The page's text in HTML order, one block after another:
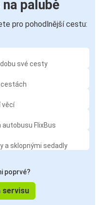
palubě
pro pohodlnější cestu:
své cesty
cestách
věcí
FlixBus
a sklopnými sedadly
poprvé?
servisu